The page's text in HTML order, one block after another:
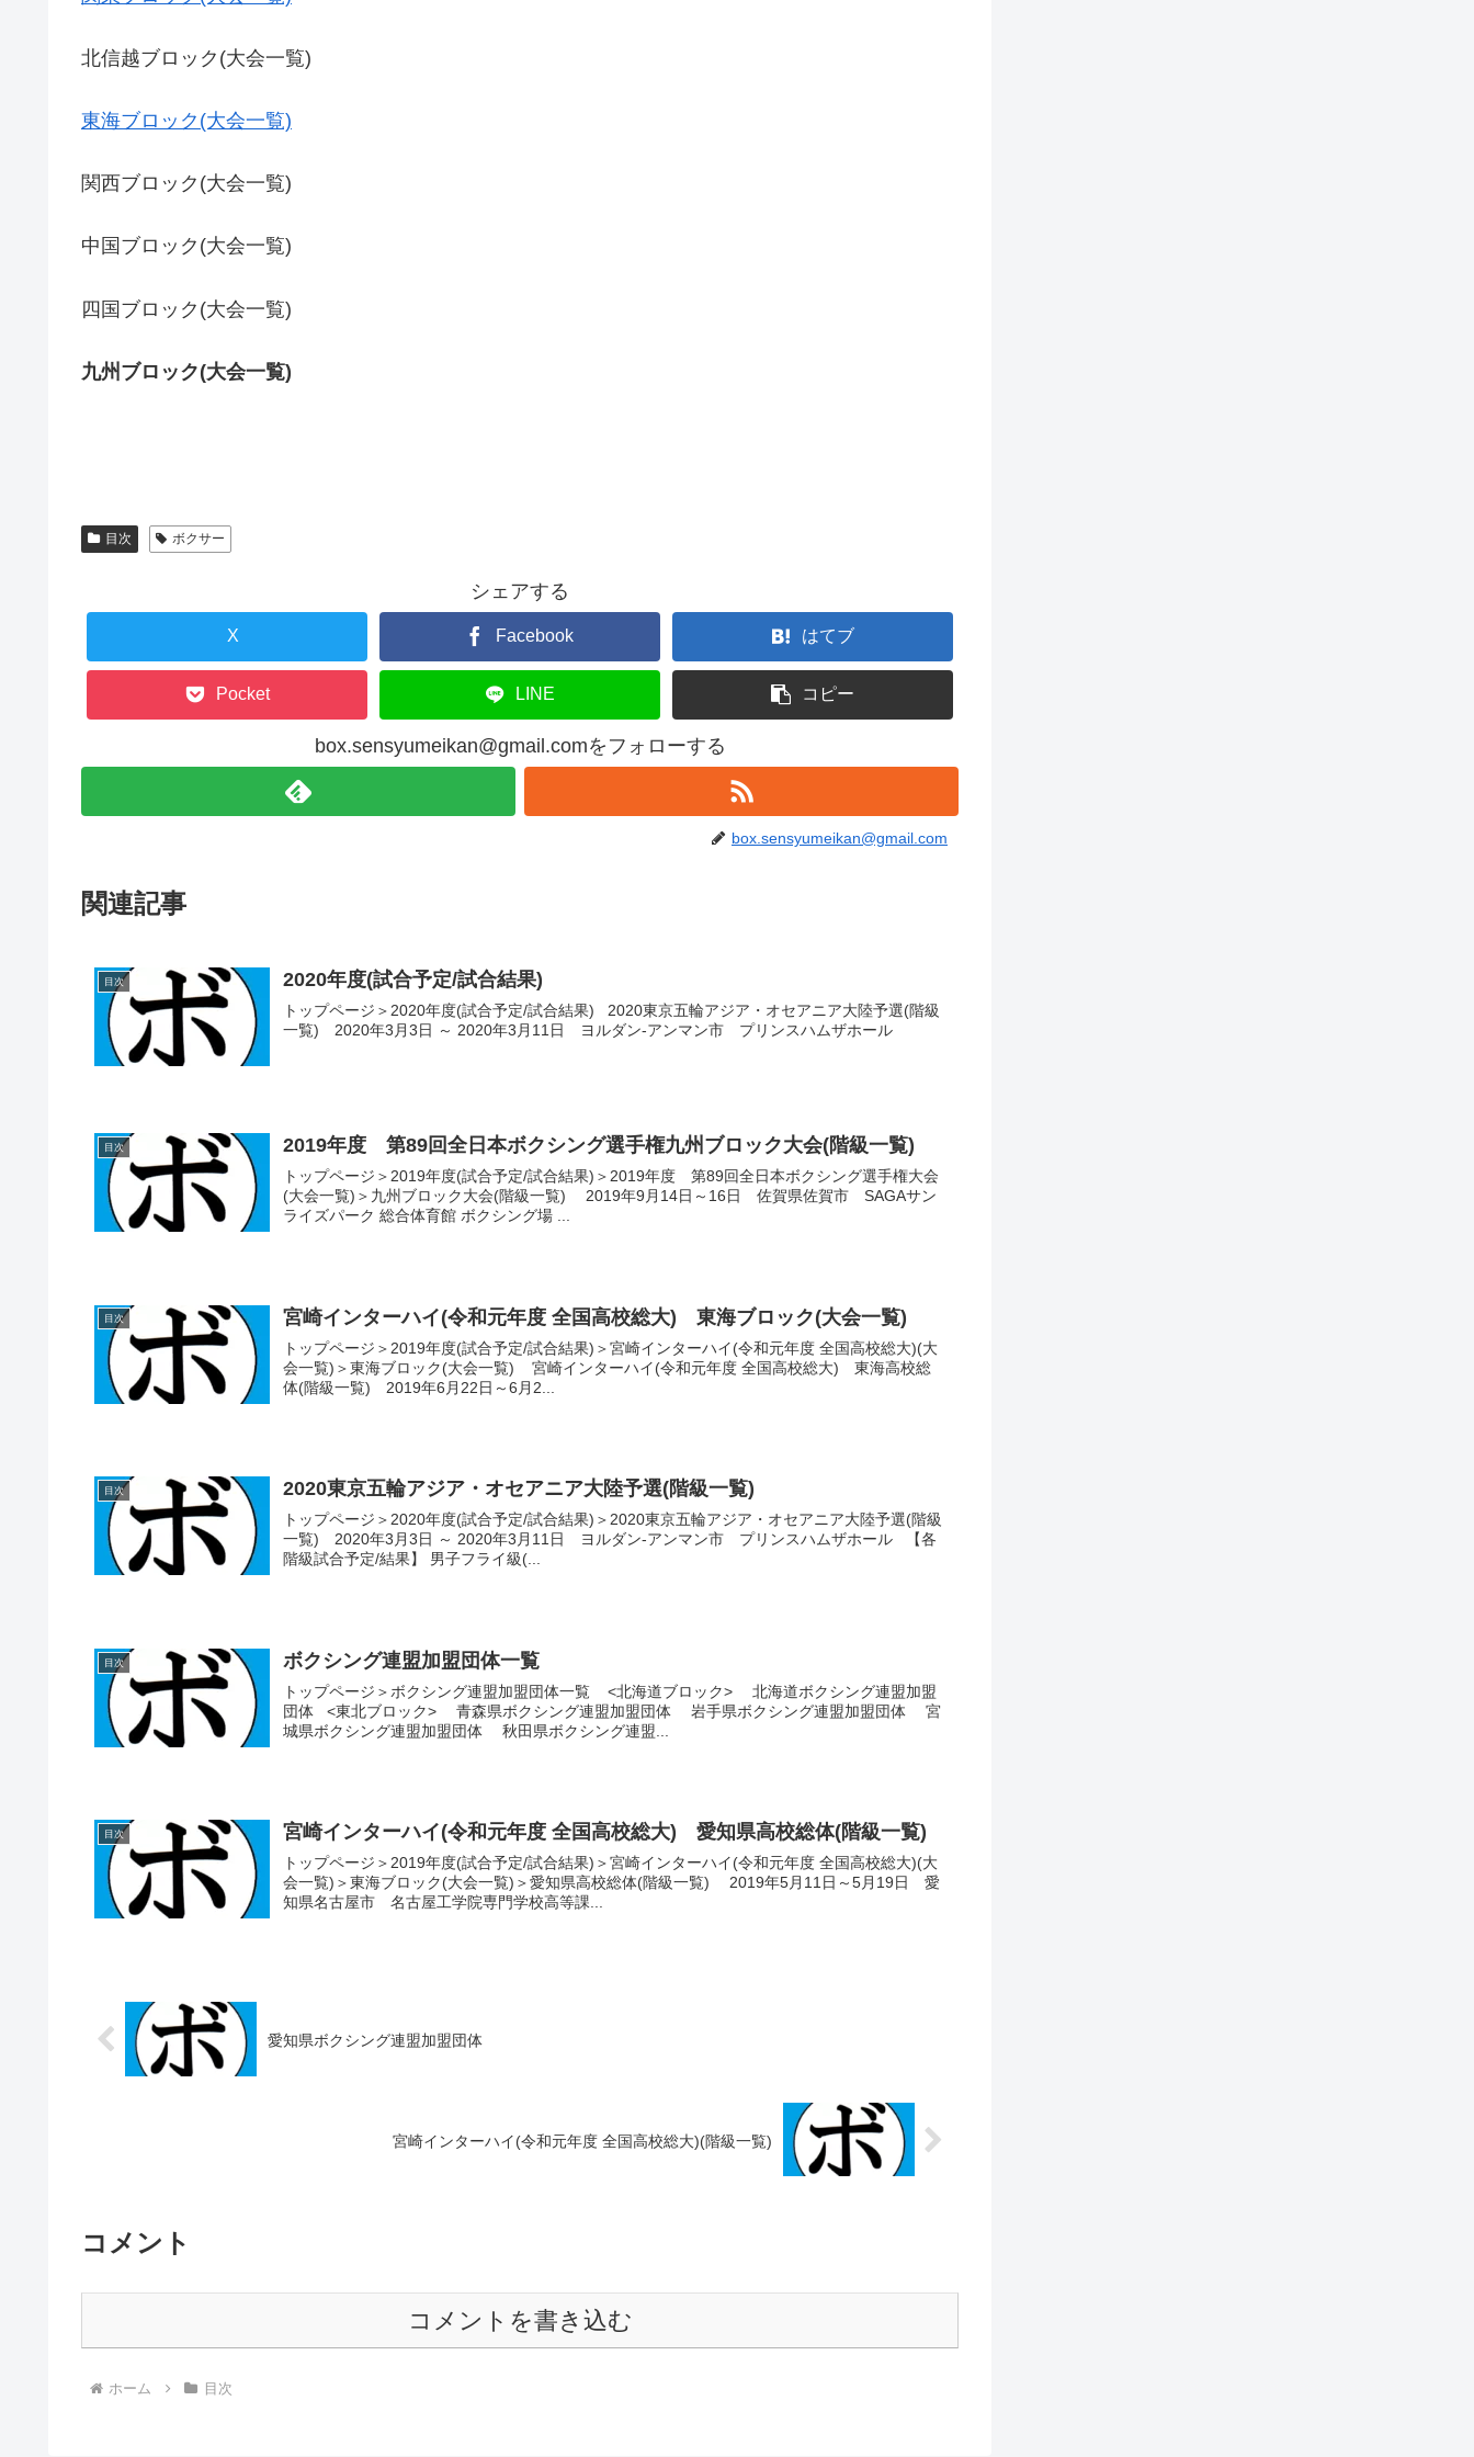
北信越ブロック(大会一覧)
東海ブロック(大会一覧)
関西ブロック(大会一覧)
中国ブロック(大会一覧)
四国ブロック(大会一覧)
九州ブロック(大会一覧)
目次 ボクサー
シェアする
X Facebook はてブ
Pocket LINE コピー
box.sensyumeikan@gmail.comをフォローする
box.sensyumeikan@gmail.com
関連記事
目次 2020年度(試合予定/試合結果)
トップページ＞2020年度(試合予定/試合結果) 2020東京五輪アジア・オセアニア大陸予選(階級
一覧) 2020年3月3日 ～ 2020年3月11日 ヨルダン-アンマン市 プリンスハムザホール
目次 2019年度 第89回全日本ボクシング選手権九州ブロック大会(階級一覧)
トップページ＞2019年度(試合予定/試合結果)＞2019年度 第89回全日本ボクシング選手権大会
(大会一覧)＞九州ブロック大会(階級一覧) 2019年9月14日～16日 佐賀県佐賀市 SAGAサン
ライズパーク 総合体育館 ボクシング場 ...
目次 宮崎インターハイ(令和元年度 全国高校総大) 東海ブロック(大会一覧)
トップページ＞2019年度(試合予定/試合結果)＞宮崎インターハイ(令和元年度 全国高校総大)(大
会一覧)＞東海ブロック(大会一覧) 宮崎インターハイ(令和元年度 全国高校総大) 東海高校総
体(階級一覧) 2019年6月22日～6月2...
目次 2020東京五輪アジア・オセアニア大陸予選(階級一覧)
トップページ＞2020年度(試合予定/試合結果)＞2020東京五輪アジア・オセアニア大陸予選(階級
一覧) 2020年3月3日 ～ 2020年3月11日 ヨルダン-アンマン市 プリンスハムザホール 【各
階級試合予定/結果】 男子フライ級(...
目次 ボクシング連盟加盟団体一覧
トップページ＞ボクシング連盟加盟団体一覧 <北海道ブロック> 北海道ボクシング連盟加盟
団体 <東北ブロック> 青森県ボクシング連盟加盟団体 岩手県ボクシング連盟加盟団体 宮
城県ボクシング連盟加盟団体 秋田県ボクシング連盟...
目次 宮崎インターハイ(令和元年度 全国高校総大) 愛知県高校総体(階級一覧)
トップページ＞2019年度(試合予定/試合結果)＞宮崎インターハイ(令和元年度 全国高校総大)(大
会一覧)＞東海ブロック(大会一覧)＞愛知県高校総体(階級一覧) 2019年5月11日～5月19日 愛
知県名古屋市 名古屋工学院専門学校高等課...
愛知県ボクシング連盟加盟団体
宮崎インターハイ(令和元年度 全国高校総大)(階級一覧)
コメント
コメントを書き込む
ホーム 目次